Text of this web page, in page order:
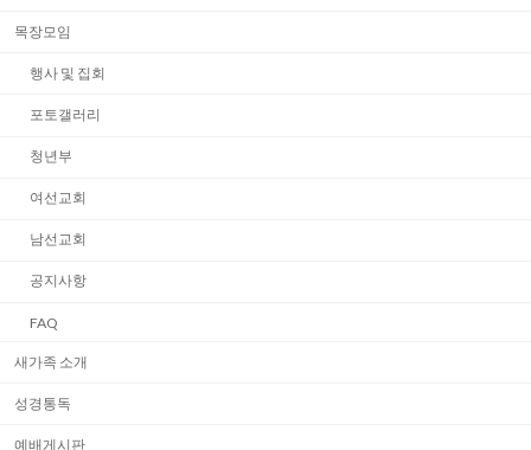
목장모임
행사 및 집회
포토갤러리
청년부
여선교회
남선교회
공지사항
FAQ
새가족 소개
성경통독
예배게시판